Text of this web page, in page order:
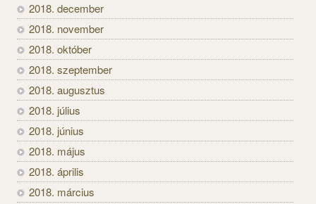
2018. december
2018. november
2018. október
2018. szeptember
2018. augusztus
2018. július
2018. június
2018. május
2018. április
2018. március